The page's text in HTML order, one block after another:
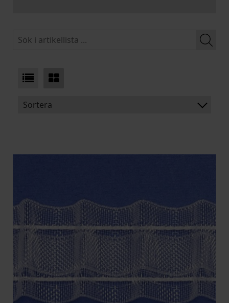
Sortera